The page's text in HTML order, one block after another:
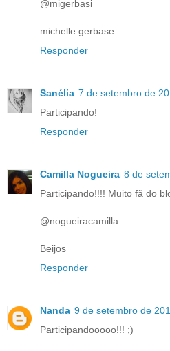
@migerbasi
michelle gerbase
Responder
Sanélia 7 de setembro de
Participando!
Responder
Camilla Nogueira 8 de
Participando!!!! Muito fã do
@nogueiracamilla
Beijos
Responder
Nanda 9 de setembro de
Participandooooo!!! ;)